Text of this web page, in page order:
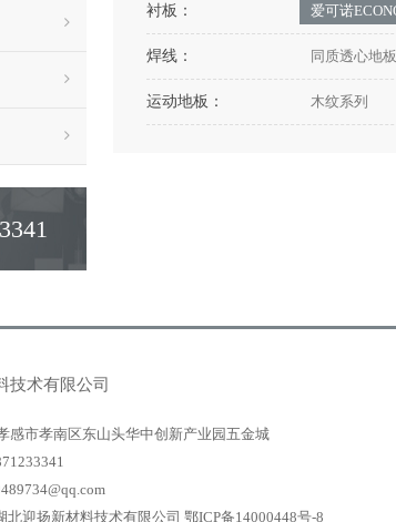
衬板： 爱可诺
焊线： 同质透心地板
运动地板： 木纹系列
技术有限公司
感市孝南区东山头华中创新产业园五金城
北迎扬新材料技术有限公司 鄂ICP备14000448号-8